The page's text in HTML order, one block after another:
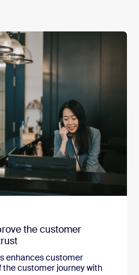
the customer
enhances customer
the customer journey with